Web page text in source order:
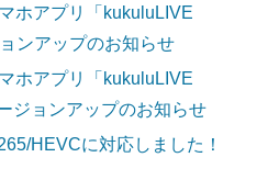
ホアプリ「kukuluLIVE
ンアップのお知らせ
ホアプリ「kukuluLIVE
ジョンアップのお知らせ
HEVCに対応しました！